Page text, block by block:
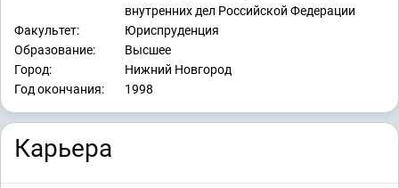
внутренних дел Российской Федерации
Факультет:
Юриспруденция
Образование:
Высшее
Город:
Нижний Новгород
Год окончания:
1998
Карьера